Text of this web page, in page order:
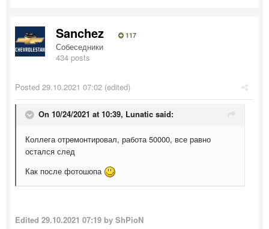
Sanchez 117
Собеседники
434 posts
Posted 29.10.2021 07:02 (edited)
On 10/24/2021 at 10:39, Lunatic said:
Коллега отремонтировал, работа 50000, все равно
остался след
Как после фотошопа
Edited 29.10.2021 07:19 by ShPioN